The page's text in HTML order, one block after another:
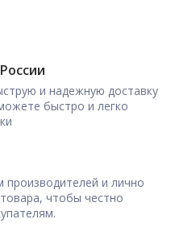
и надежную доставку
быстро и легко
и лично
чтобы честно